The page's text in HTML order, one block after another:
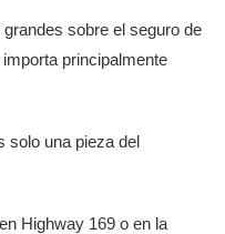
sobre el seguro de
principalmente
solo una pieza del
Highway 169 o en la